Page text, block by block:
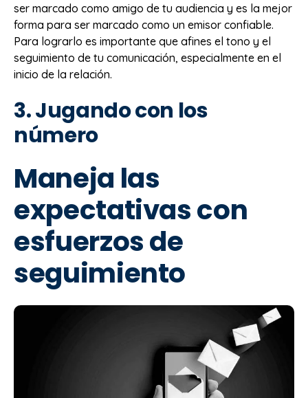
ser marcado como amigo de tu audiencia y es la mejor
forma para ser marcado como un emisor confiable.
Para lograrlo es importante que afines el tono y el
seguimiento de tu comunicación, especialmente en el
inicio de la relación.
3. Jugando con los
número
Maneja las
expectativas con
esfuerzos de
seguimiento